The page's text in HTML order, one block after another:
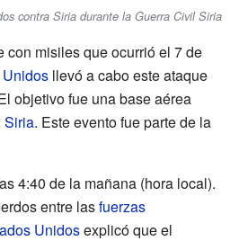
contra Siria durante la Guerra Civil Siria
con misiles que ocurrió el 7 de
llevó a cabo este ataque
objetivo fue una base aérea
Siria. Este evento fue parte de la
4:40 de la mañana (hora local).
entre lasfuerzas
Unidosexplicó que el